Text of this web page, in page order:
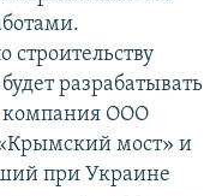
разрабатывать
компания ООО
мост» и
при Украине